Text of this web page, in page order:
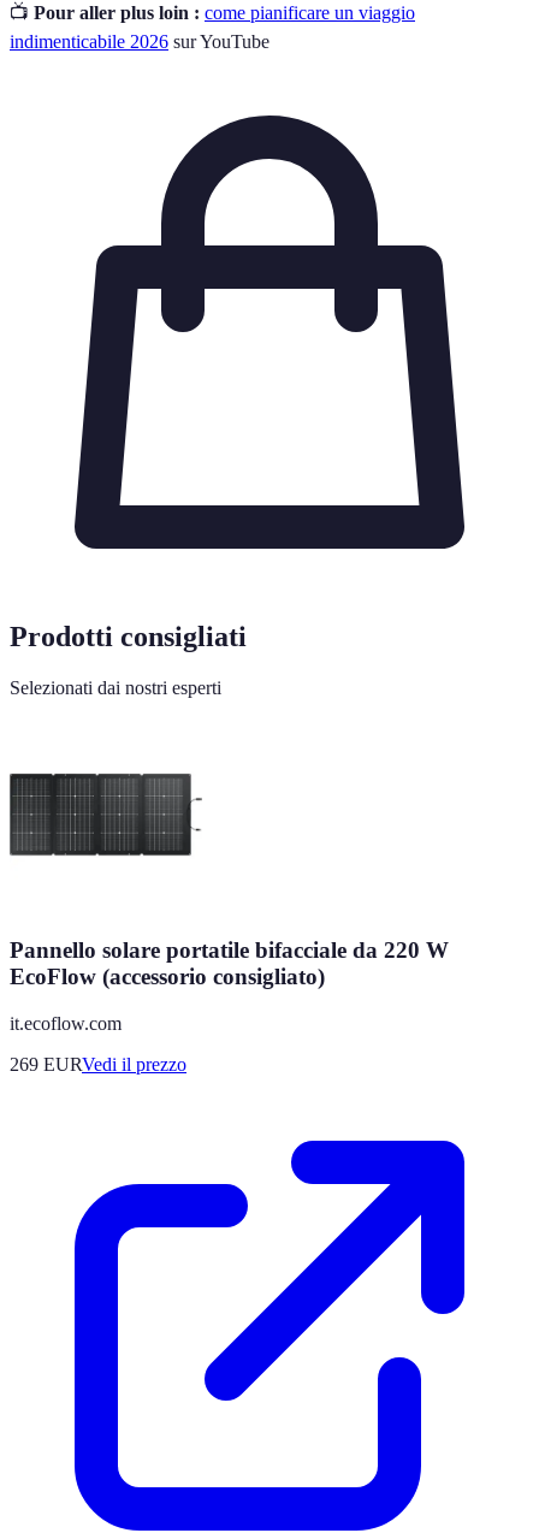
📺 Pour aller plus loin : come pianificare un viaggio
indimenticabile 2026 sur YouTube
Prodotti consigliati
Selezionati dai nostri esperti
Pannello solare portatile bifacciale da 220 W
EcoFlow (accessorio consigliato)
it.ecoflow.com
269 EURVedi il prezzo